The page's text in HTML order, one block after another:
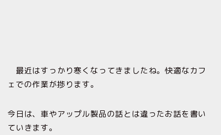
最近はすっかり寒くなってきましたね。快適なカフ
ェでの作業が捗ります。
今日は、車やアップル製品の話とは違ったお話を書い
ていきます。